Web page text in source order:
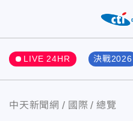
LIVE 24HR 決戰2026
中天新聞網 國際 總覽